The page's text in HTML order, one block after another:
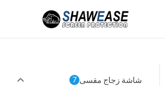
المحتوى
شاشة زجاج مقسى 7